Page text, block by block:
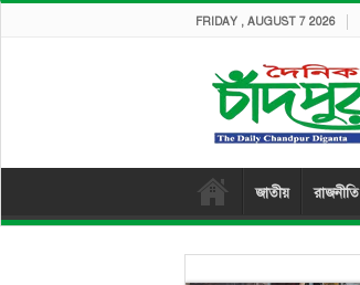
FRIDAY , AUGUST 7 2026
জাতীয় রাজনীতি